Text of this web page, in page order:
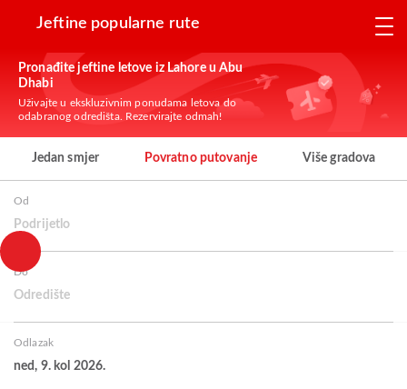
Jeftine popularne rute
Pronađite jeftine letove iz Lahore u Abu
Dhabi
Uživajte u ekskluzivnim ponudama letova do
odabranog odredišta. Rezervirajte odmah!
Jedan smjer Povratno putovanje Više gradova
Od
Podrijetlo
Do
Odredište
Odlazak
ned, 9. kol 2026.